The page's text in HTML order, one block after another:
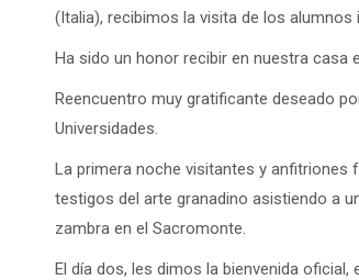
(Italia), recibimos la visita de los alumnos
Ha sido un honor recibir en nuestra casa
Reencuentro muy gratificante deseado
Universidades.
La primera noche visitantes y anfitriones
testigos del arte granadino asistiendo a
zambra en el Sacromonte.
El día dos, les dimos la bienvenida oficial,